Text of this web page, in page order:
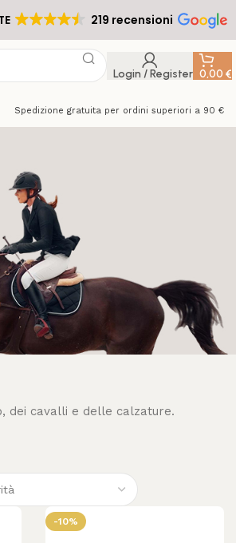
219 recensioni
Login / Register 0,00 €
Spedizione gratuita per ordini superiori a 90 €
dei cavalli e delle calzature.
-10%